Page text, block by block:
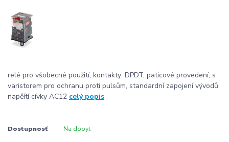
relé pro všobecné použití, kontakty: DPDT, paticové provedení, s
varistorem pro ochranu proti pulsům, standardní zapojení vývodů,
napěítí cívky AC12 celý popis
Dostupnosť Na dopyt